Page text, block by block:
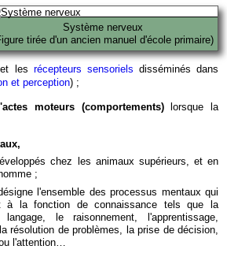
Système nerveux
tirée d'un ancien manuel d'école primaire)
et les récepteurs sensoriels disséminés dans
et perception) ;
moteurs (comportements)lorsque la
chez les animaux supérieurs, et en
;
l'ensemble des processus mentaux qui
à la fonction de connaissance tels que la
le raisonnement, l'apprentissage,
résolution de problèmes, la prise de décision,
l'attention…